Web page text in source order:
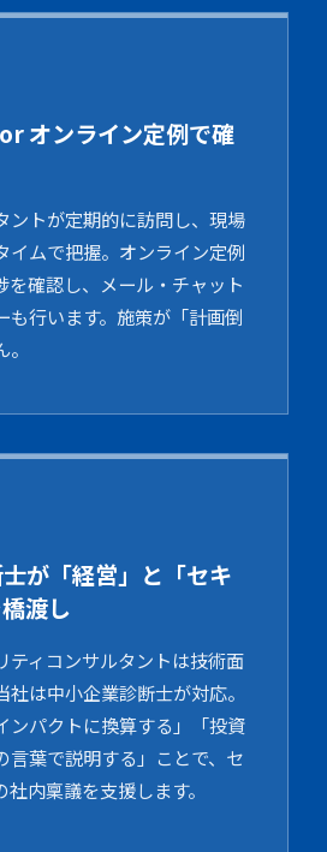
オンライン定例で確
ントが定期的に訪問し、現場
イムで把握。オンライン定例
を確認し、メール・チャット
も行います。施策が「計画倒
が「経営」と「セキ
渡し
ティコンサルタントは技術面
は中小企業診断士が対応。
ンパクトに換算する」「投資
言葉で説明する」ことで、セ
内稟議を支援します。